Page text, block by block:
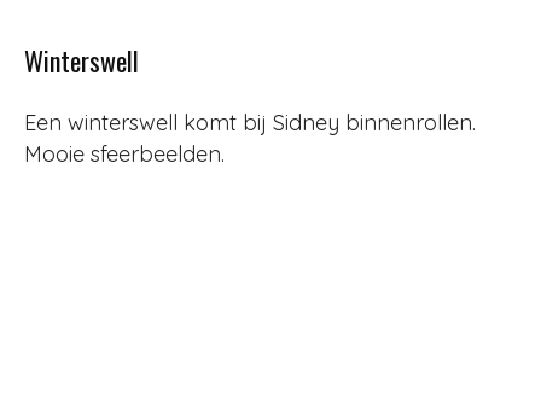
Winterswell
Een winterswell komt bij Sidney binnenrollen.
Mooie sfeerbeelden.